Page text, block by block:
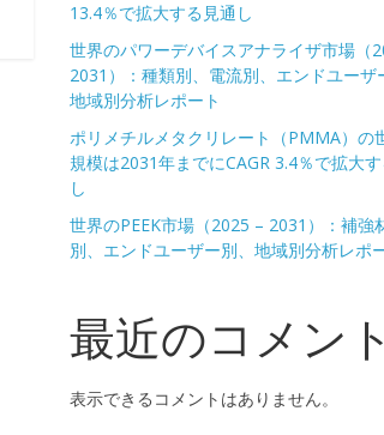
13.4％で拡大する見通し
世界のパワーデバイスアナライザ市場（
2031）：種類別、電流別、エンドユーザ
地域別分析レポート
ポリメチルメタクリレート（PMMA）の
規模は2031年までにCAGR 3.4％で拡大
し
世界のPEEK市場（2025 – 2031）：補強
別、エンドユーザー別、地域別分析レポ
最近のコメント
表示できるコメントはありません。